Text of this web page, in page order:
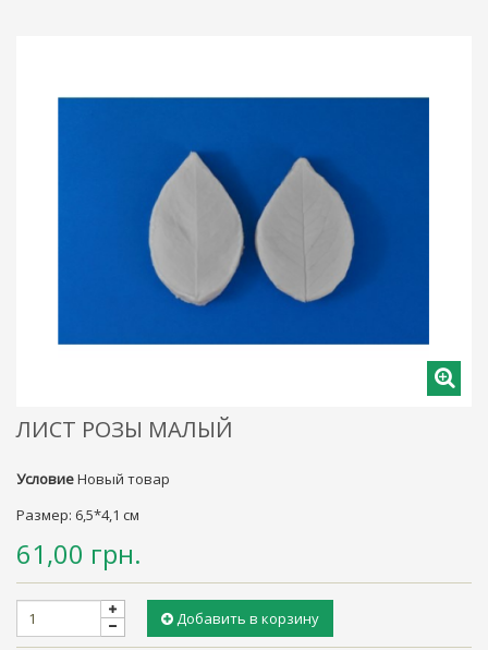
ЛИСТ РОЗЫ МАЛЫЙ
УсловиеНовый товар
Размер: 6,5*4,1 см
61,00 грн.
Добавить в корзину